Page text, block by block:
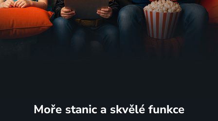
Moře stanic a skvělé funkce